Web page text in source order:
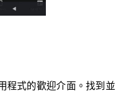
程式的歡迎介面。找到並